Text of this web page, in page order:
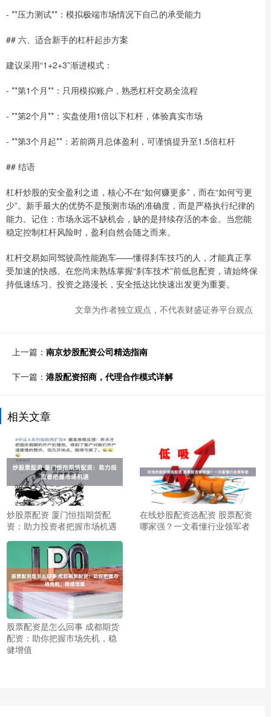
- **压力测试**：模拟极端市场情况下自己的承受能力
## 六、适合新手的杠杆起步方案
建议采用“1+2+3”渐进模式：
- **第1个月**：只用模拟账户，熟悉杠杆交易全流程
- **第2个月**：实盘使用1倍以下杠杆，体验真实市场
- **第3个月起**：若前两月总体盈利，可谨慎提升至1.5倍杠杆
## 结语
杠杆炒股的安全盈利之道，核心不在“如何赚更多”，而在“如何亏更
少”。新手最大的优势不是预测市场的准确度，而是严格执行纪律的
能力。记住：市场永远不缺机会，缺的是持续存活的本金。当您能
稳定控制杠杆风险时，盈利自然会随之而来。
杠杆交易如同驾驶高性能跑车——懂得刹车技巧的人，才能真正享
受加速的快感。在您尚未熟练掌握“刹车技术”前低息配资，请始终保
持低速练习。投资之路漫长，安全抵达比快速出发更为重要。
文章为作者独立观点，不代表财盛证券平台观点
上一篇： 南京炒股配资公司精选指南
下一篇： 港股配资招商，代理合作模式详解
相关文章
炒股票配资 厦门恒指期货配
资：助力投资者把握市场机遇
在线炒股配资选配资 股票配资
哪家强？一文看懂行业领军者
股票配资是怎么回事 成都期货
配资：助你把握市场先机，稳
健增值